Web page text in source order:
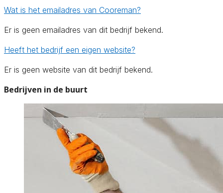
Wat is het emailadres van Cooreman?
Er is geen emailadres van dit bedrijf bekend.
Heeft het bedrijf een eigen website?
Er is geen website van dit bedrijf bekend.
Bedrijven in de buurt